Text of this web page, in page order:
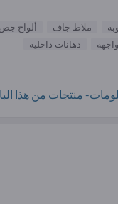
ملاط جاف
ألواح جص
دهانات داخلية
منتجات من هذا